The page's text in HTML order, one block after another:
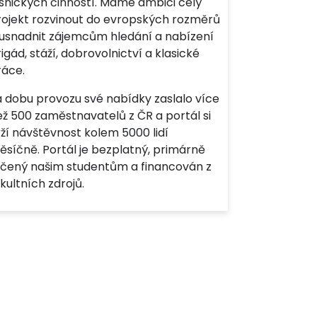
rozvinout do evropských rozměrů
zájemcům hledání a nabízení
stáží, dobrovolnictví a klasické
dobu provozu své nabídky zaslalo více
500 zaměstnavatelů z ČR a portál si
návštěvnost kolem 5000 lidí
Portál je bezplatný, primárně
našim studentům a financován z
zdrojů.